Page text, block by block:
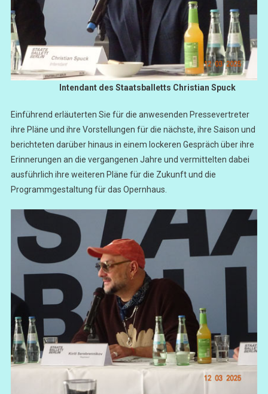
Intendant des Staatsballetts Christian Spuck
Einführend erläuterten Sie für die anwesenden Pressevertreter
ihre Pläne und ihre Vorstellungen für die nächste, ihre Saison und
berichteten darüber hinaus in einem lockeren Gespräch über ihre
Erinnerungen an die vergangenen Jahre und vermittelten dabei
ausführlich ihre weiteren Pläne für die Zukunft und die
Programmgestaltung für das Opernhaus.